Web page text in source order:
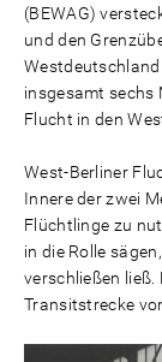
(BEWAG)
und den
insgesamt sechs
Flucht in den
West-Berliner
Innere der zwei
Flüchtlinge zu
in die Rolle
verschließen
Transitstrecke